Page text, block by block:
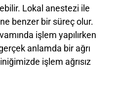
Lokal anestezi ile
benzer bir süreç olur.
işlem yapılırken
anlamda bir ağrı
işlem ağrısız